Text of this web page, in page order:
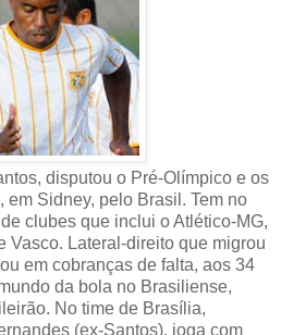
disputou o Pré-Olímpico e os
Sidney, pelo Brasil. Tem no
clubes que inclui o Atlético-MG,
Vasco. Lateral-direito que migrou
em cobranças de falta, aos 34
da bola no Brasiliense,
No time de Brasília,
(ex-Santos), joga com